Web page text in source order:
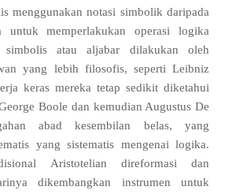
menggunakan notasi simbolik daripada
untuk memperlakukan operasi logika
atau aljabar dilakukan oleh
yang lebih filosofis, seperti Leibniz
keras mereka tetap sedikit diketahui
Boole dan kemudian Augustus De
abad kesembilan belas, yang
yang sistematis mengenai logika.
Aristotelian direformasi dan
dikembangkan instrumen untuk